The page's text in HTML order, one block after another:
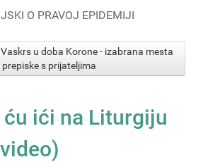
O PRAVOJ EPIDEMIJI
u doba Korone - izabrana mesta
prepiske s prijateljima
ću ići na Liturgiju